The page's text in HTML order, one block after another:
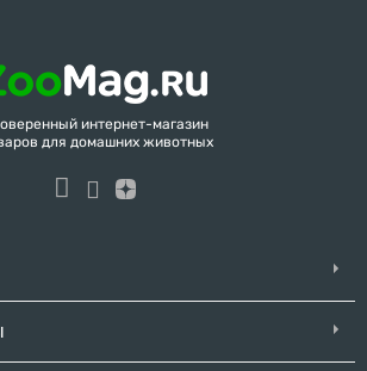
интернет-магазин
для домашних животных